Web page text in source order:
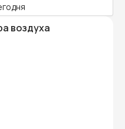
воздуха